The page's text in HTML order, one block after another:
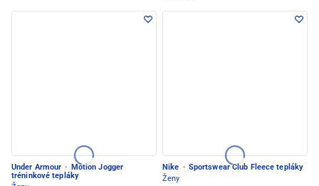
Under Armour ·
Motion Jogger
tréninkové tepláky
Nike · Sportswear Club Fleece tepláky
Ženy